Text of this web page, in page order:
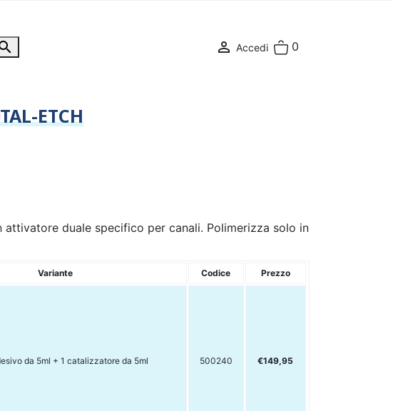
 Accedi 0
ETCH
duale specifico per canali. Polimerizza solo in
Variante Codice Prezzo
da 5ml + 1 catalizzatore da 5ml 500240 €149,95